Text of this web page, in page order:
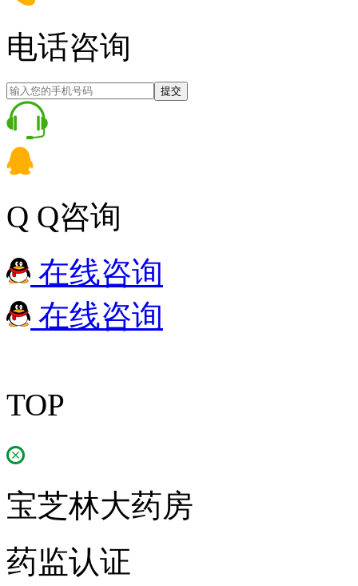
电话咨询
提交
Q Q咨询
在线咨询
在线咨询
TOP
宝芝林大药房
药监认证